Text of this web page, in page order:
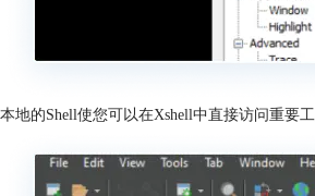
本地的Shell使您可以在Xshell中直接访问重要